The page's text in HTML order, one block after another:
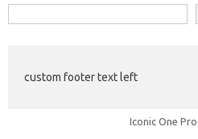
custom footer text left
Iconic One Pro